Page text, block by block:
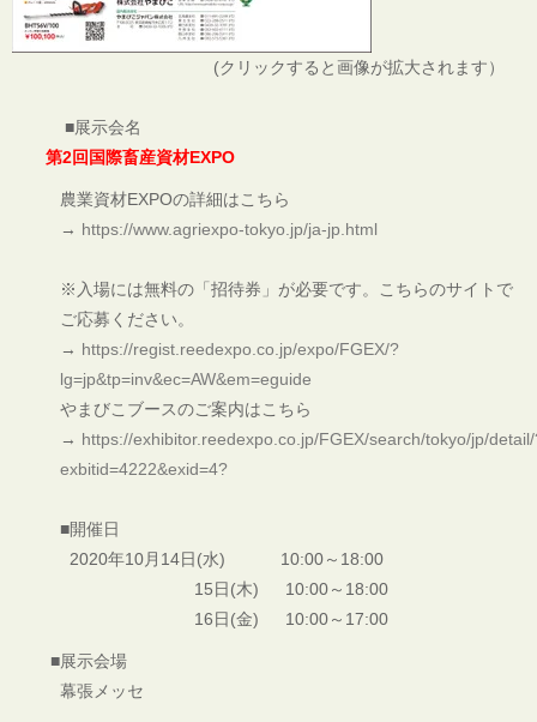
(クリックすると画像が拡大されます）
■展示会名
第2回国際畜産資材EXPO
農業資材EXPOの詳細はこちら
→ https://www.agriexpo-tokyo.jp/ja-jp.html
※入場には無料の「招待券」が必要です。こちらのサイトで
ご応募ください。
→ https://regist.reedexpo.co.jp/expo/FGEX/?
lg=jp&tp=inv&ec=AW&em=eguide
やまびこブースのご案内はこちら
→ https://exhibitor.reedexpo.co.jp/FGEX/search/tokyo/jp/
exbitid=4222&exid=4?
■開催日
2020年10月14日(水) 10:00～18:00
15日(木) 10:00～18:00
16日(金) 10:00～17:00
■展示会場
幕張メッセ